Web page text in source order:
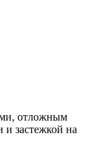
отложным
застежкой на